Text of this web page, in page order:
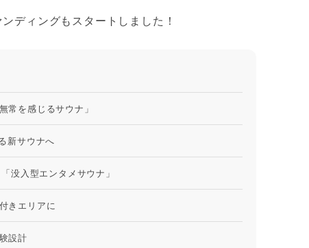
ディングもスタートしました！
常を感じるサウナ」
新サウナへ
没入型エンタメサウナ」
きエリアに
設計